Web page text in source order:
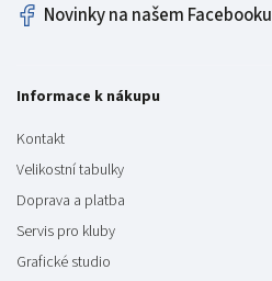
Novinky na našem Facebooku
Informace k nákupu
Kontakt
Velikostní tabulky
Doprava a platba
Servis pro kluby
Grafické studio